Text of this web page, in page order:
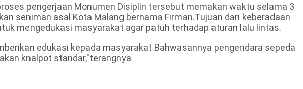
pengerjaan Monumen Disiplin tersebut memakan waktu selama 3
seniman asal Kota Malang bernama Firman.Tujuan dari keberadaan
mengedukasi masyarakat agar patuh terhadap aturan lalu lintas.
edukasi kepada masyarakat.Bahwasannya pengendara sepeda
knalpot standar,"terangnya